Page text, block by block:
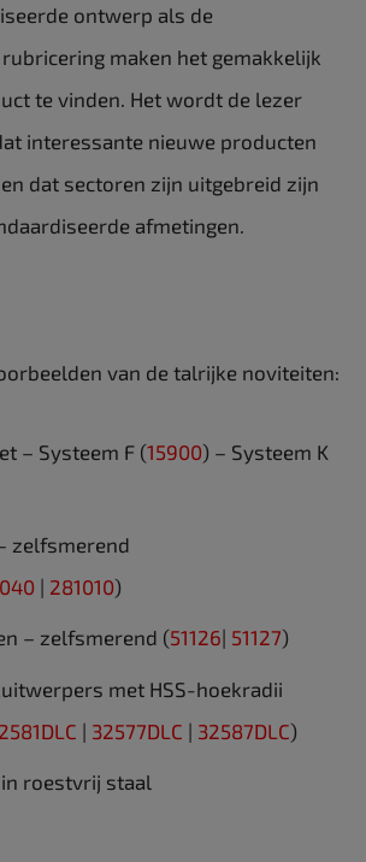
ontwerp als de
maken het gemakkelijk
te vinden. Het wordt de lezer
interessante nieuwe producten
dat sectoren zijn uitgebreid zijn
afmetingen.
van de talrijke noviteiten:
– Systeem F (15900) – Systeem K
zelfsmerend
| 281010)
– zelfsmerend (51126| 51127)
met HSS-hoekradii
| 32577DLC | 32587DLC)
roestvrij staal